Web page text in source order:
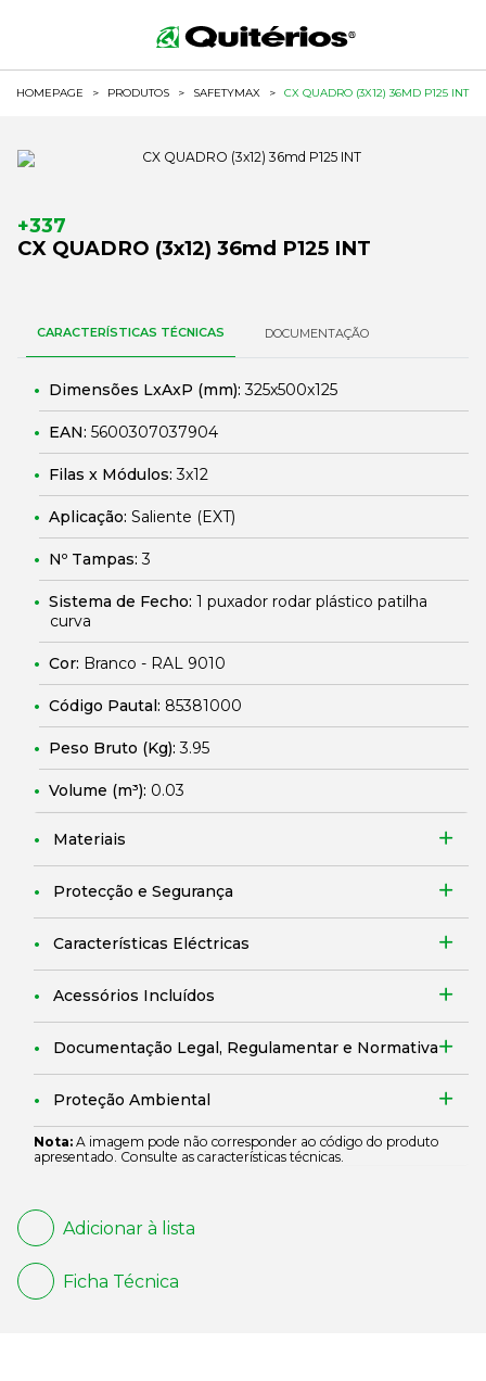
HOMEPAGE > PRODUTOS > SAFETYMAX > CX QUADRO (3X12) 36MD P125 INT
+337
CX QUADRO (3x12) 36md P125 INT
CARACTERÍSTICAS TÉCNICAS DOCUMENTAÇÃO
Dimensões LxAxP (mm):325x500x125
EAN: 5600307037904
Filas x Módulos:3x12
Aplicação: Saliente (EXT)
Nº Tampas:3
Sistema de Fecho: 1 puxador rodar plástico patilha
curva
Cor: Branco - RAL 9010
Código Pautal: 85381000
Peso Bruto (Kg):3.95
Volume (m³): 0.03
Materiais
Protecção e Segurança
Características Eléctricas
Acessórios Incluídos
Documentação Legal, Regulamentar e Normativa
Proteção Ambiental
Nota: A imagem pode não corresponder ao código do produto
apresentado. Consulte as características técnicas.
Adicionar à lista
Ficha Técnica